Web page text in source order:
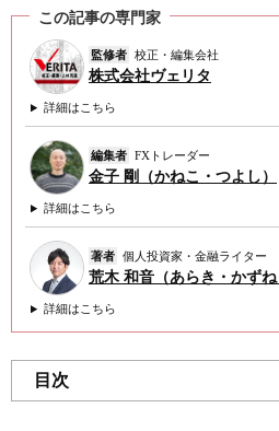
この記事の専門家
監修者 校正・編集会社
株式会社ヴェリタ
詳細はこちら
編集者 FXトレーダー
金子 剛（かねこ・つよし）
詳細はこちら
著者 個人投資家・金融ライター
荒木 和音（あらき・かずね
詳細はこちら
目次